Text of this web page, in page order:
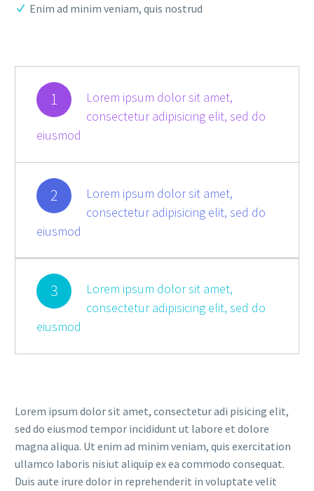
Enim ad minim veniam, quis nostrud
1
Lorem ipsum dolor sit amet,
consectetur adipisicing elit, sed do
eiusmod
2
Lorem ipsum dolor sit amet,
consectetur adipisicing elit, sed do
eiusmod
3
Lorem ipsum dolor sit amet,
consectetur adipisicing elit, sed do
eiusmod
Lorem ipsum dolor sit amet, consectetur adi pisicing elit,
sed do eiusmod tempor incididunt ut labore et dolore
magna aliqua. Ut enim ad minim veniam, quis exercitation
ullamco laboris nisiut aliquip ex ea commodo consequat.
Duis aute irure dolor in reprehenderit in voluptate velit